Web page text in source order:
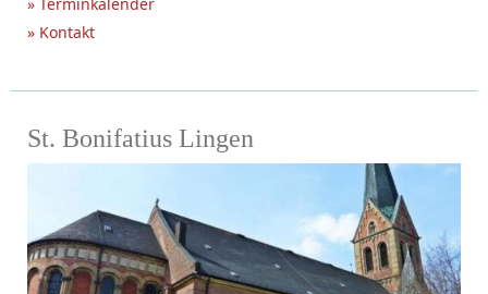
» Kontakt
St. Bonifatius Lingen